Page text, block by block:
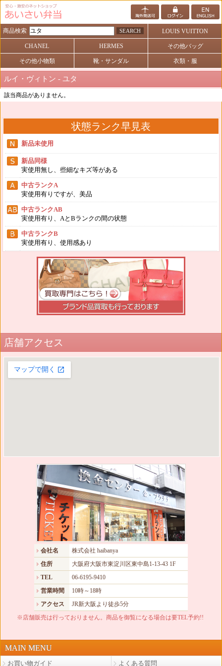
商品検索 SEARCH LOUIS VUITTON
CHANEL HERMES その他バッグ
その他小物類 靴・サンダル 衣類・服
ルイ・ヴィトン - ユタ
該当商品がありません。
状態ランク早見表
新品未使用
新品同様
実使用無し、些細なキズ等がある
中古ランクA
実使用有りですが、美品
中古ランクAB
実使用有り、AとBランクの間の状態
中古ランクB
実使用有り、使用感あり
店舗アクセス
会社名
株式会社 haibanya
住所
大阪府大阪市東淀川区東中島1-13-43 1F
TEL
06-6195-9410
営業時間
10時～18時
アクセス
JR新大阪より徒歩5分
※店舗販売は行っておりません。商品を御覧になる場合は要TEL予約!!
MAIN MENU
お買い物ガイド よくある質問